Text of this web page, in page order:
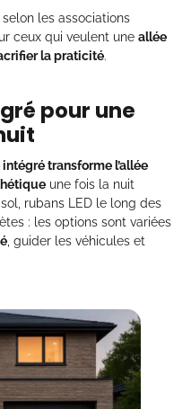
, selon les associations
ceux qui veulent une allée
la praticité.
pour une
intégré transforme l’allée
une fois la nuit
rubans LED le long des
: les options sont variées
, guider les véhicules et